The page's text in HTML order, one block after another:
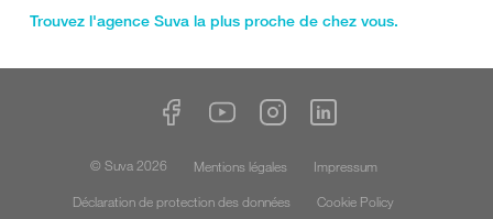
Trouvez l'agence Suva la plus proche de chez vous.
© Suva 2026 Mentions légales
Impressum
Déclaration de protection des données
Cookie Policy